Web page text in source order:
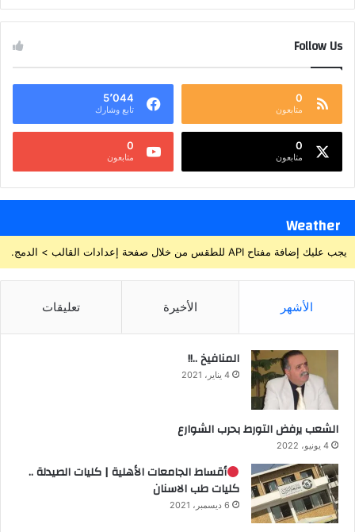
Follow Us
0
متابعون
5٬044
تابع وشارك
0
متابعون
0
متابعون
Weather
يجب عليك إضافة مفتاح API للطقس من خلال صفحة إعدادات القالب > الدمج.
الأشهر الأخيرة تعليقات
المنافيخ ..!!
4 يناير، 2021
الشعب يرفض التورط بحرب الشوارع
4 يونيو، 2022
أقساط الجامعات الأهلية | كليات الصيدلة ..
كليات طب الاسنان
6 ديسمبر، 2021